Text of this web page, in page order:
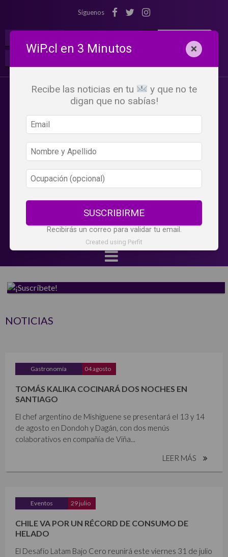
Síguenos
NOTICIAS
Gastronomía 04 agosto
TOMÁS KALIKA COCINARÁ DOS NOCHES EN
SANTIAGO
El chef argentino de Mishiguene se presentará el 13 y 14
de agosto en Dondoh y Dagán, con dos menús
colaborativos en compañía de Viña...
LEER MÁS
Eventos 29 julio
CHILE VA POR UN RÉCORD DE CONSUMO DE
HELADO
El Desafío Latam Bajo Cero reunirá este viernes 31 de julio
WiP.cl en 3 Minutos ×
Recibe las noticias en tu
y que no te
digan que no sabías!
SUSCRIBIRME
Recibirás un correo para validar tu email.
Created using Perfit